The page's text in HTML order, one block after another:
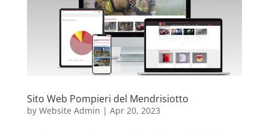
Sito Web Pompieri del Mendrisiotto
by Website Admin | Apr 20, 2023